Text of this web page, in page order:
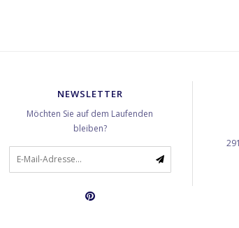
NEWSLETTER
Möchten Sie auf dem Laufenden
bleiben?